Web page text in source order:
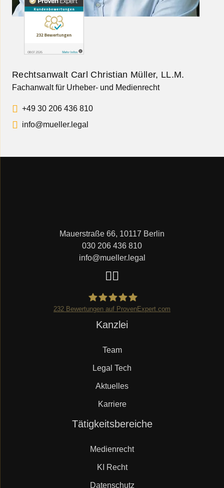
Rechtsanwalt Carl Christian Müller, LL.M.
Fachanwalt für Urheber- und Medienrecht
+49 30 206 436 810
info@mueller.legal
Mauerstraße 66, 10117 Berlin
030 206 436 810
info@mueller.legal
Mueller.legal
232 Bewertungen auf ProvenExpert.com
Kanzlei
Team
Legal Tech
Aktuelles
Karriere
Tätigkeitsbereiche
Medienrecht
KI Recht
Datenschutz